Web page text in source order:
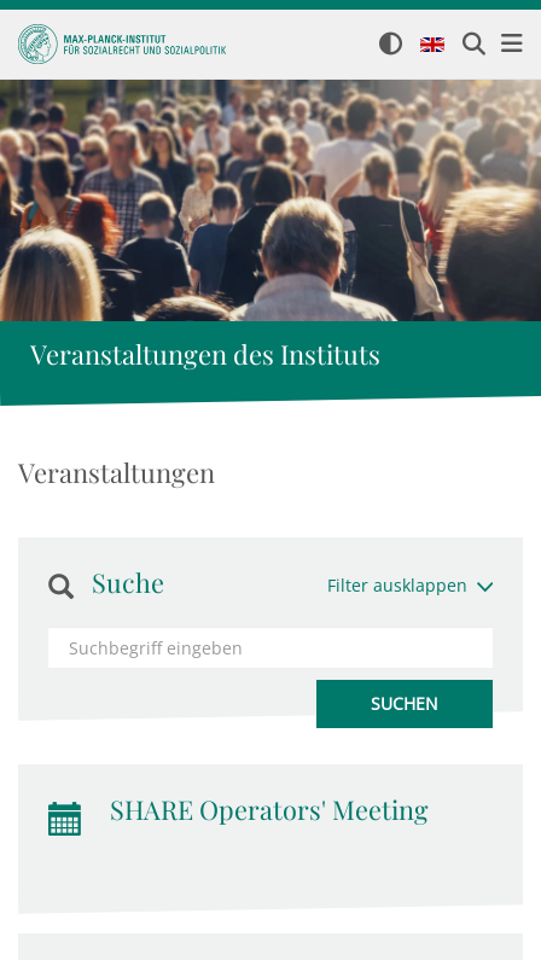
Veranstaltungen des Instituts
Veranstaltungen
Suche Filter ausklappen
SHARE Operators' Meeting